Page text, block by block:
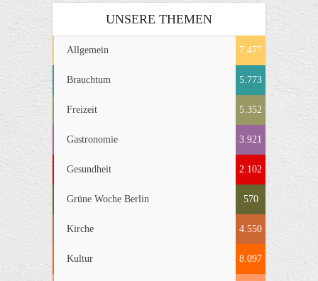
UNSERE THEMEN
Allgemein 7.477
Brauchtum 5.773
Freizeit 5.352
Gastronomie 3.921
Gesundheit 2.102
Grüne Woche Berlin 570
Kirche 4.550
Kultur 8.097